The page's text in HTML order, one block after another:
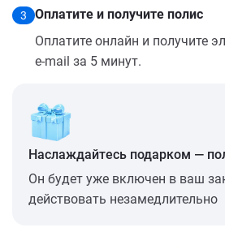
3
Оплатите и получите полис
Оплатите онлайн и получите
e-mail за 5 минут.
Наслаждайтесь подарком —
Он будет уже включен в ваш
действовать незамедлительно